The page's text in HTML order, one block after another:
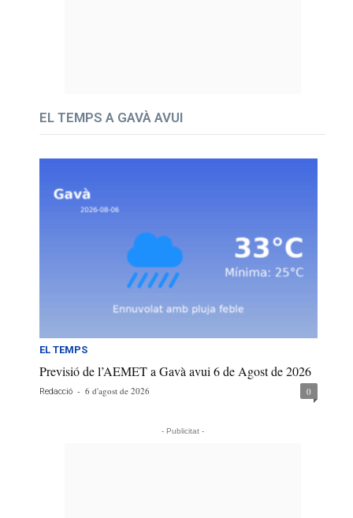
EL TEMPS A GAVÀ AVUI
EL TEMPS
Previsió de l’AEMET a Gavà avui 6 de Agost de 2026
Redacció - 6 d'agost de 2026 0
- Publicitat -